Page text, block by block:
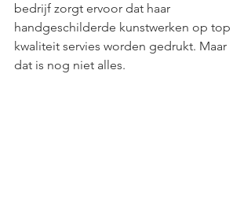
bedrijf zorgt ervoor dat haar
handgeschilderde kunstwerken op top
kwaliteit servies worden gedrukt. Maar
dat is nog niet alles.